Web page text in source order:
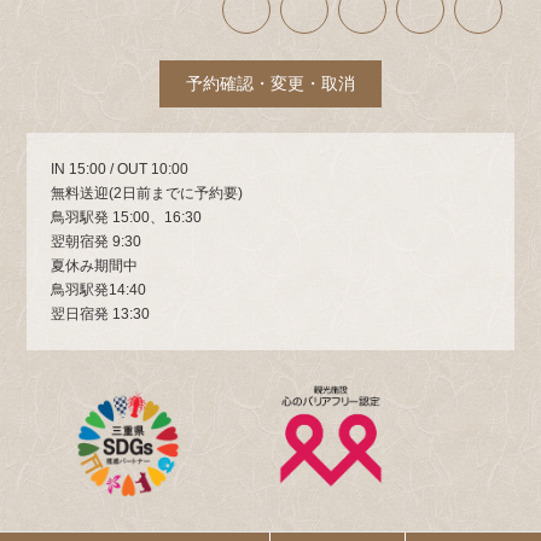
イ
コ
ン
ン
ク
イ
コ
ン
ン
ク
イ
コ
ン
ン
ク
イ
コ
ン
イ
コ
ン
予約確認・変更・取消
IN 15:00 / OUT 10:00
無料送迎(2日前までに予約要)
鳥羽駅発 15:00、16:30
翌朝宿発 9:30
夏休み期間中
鳥羽駅発14:40
翌日宿発 13:30